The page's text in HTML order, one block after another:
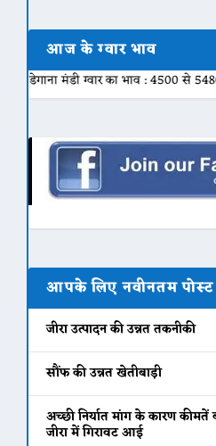
आज के ग्वार भाव
भाव : 4500 से 5480 नागौर मंडी
आपके लिए नवीनतम पोस्ट
जीरा उत्पादन की उन्नत तकनीकी
सौंफ की उन्नत खेतीबाड़ी
अच्छी निर्यात मांग के कारण
जीरा में गिरावट आई